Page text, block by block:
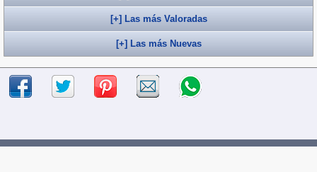
[+] Las más Valoradas
[+] Las más Nuevas